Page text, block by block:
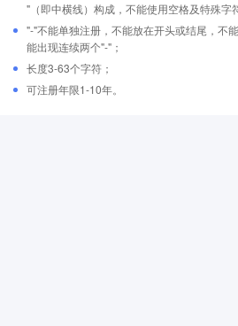
"（即中横线）构成，不能使用空格及特殊字
"-"不能单独注册，不能放在开头或结尾，不
能出现连续两个"-"；
长度3-63个字符；
可注册年限1-10年。